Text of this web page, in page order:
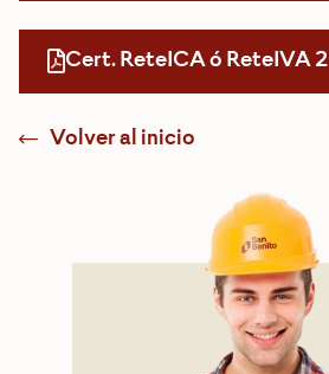
Cert. ReteICA ó ReteIVA 2
Volver al inicio